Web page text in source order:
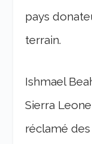
pays
terrain.
Ishmael
Sierra
réclamé